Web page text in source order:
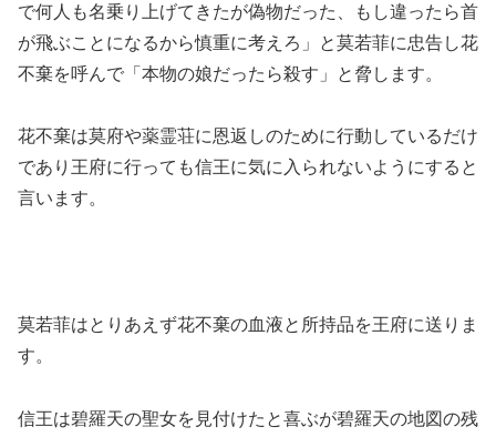
で何人も名乗り上げてきたが偽物だった、もし違ったら首
が飛ぶことになるから慎重に考えろ」と莫若菲に忠告し花
不棄を呼んで「本物の娘だったら殺す」と脅します。
花不棄は莫府や薬霊荘に恩返しのために行動しているだけ
であり王府に行っても信王に気に入られないようにすると
言います。
莫若菲はとりあえず花不棄の血液と所持品を王府に送りま
す。
信王は碧羅天の聖女を見付けたと喜ぶが碧羅天の地図の残